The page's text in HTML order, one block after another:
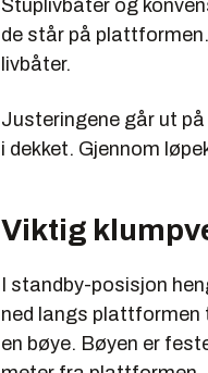
Stuplivbåter og
de står på
livbåter.
Justeringene går ut
i dekket. Gjennom
Viktig
I standby-posisjon
ned langs plattformen
en bøye. Bøyen er